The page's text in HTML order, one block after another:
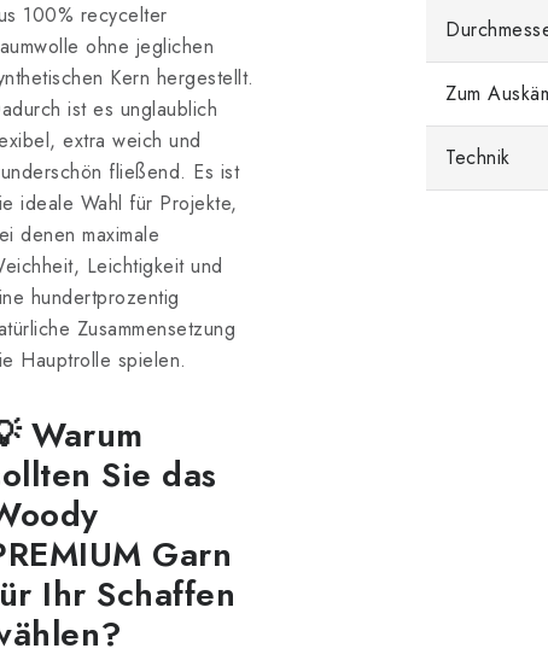
100% recycelter
ohne jeglichen
Kern hergestellt.
ist es unglaublich
extra weich und
fließend. Es ist
ideale Wahl für Projekte,
denen maximale
Leichtigkeit und
hundertprozentig
Zusammensetzung
Hauptrolle spielen.
Warum
Sie das
Garn
Ihr Schaffen
Zum
Technik